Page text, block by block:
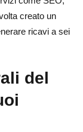
creato un
ricavi a sei
del